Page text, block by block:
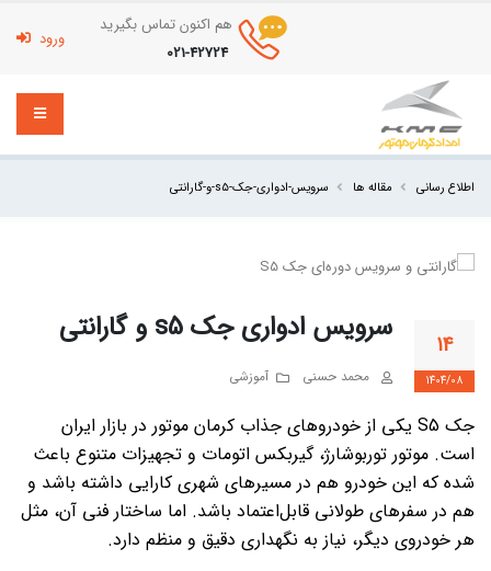
هم اکنون تماس بگیرید
021-42724
ورود
اطلاع رسانی مقاله ها سرویس-ادواری-جک-s5-و-گارانتی
14
1404/08
سرویس ادواری جک s5 و گارانتی
محمد حسنی آموزشی
جک S5 یکی از خودروهای جذاب کرمان موتور در بازار ایران
است. موتور توربوشارژ، گیربکس اتومات و تجهیزات متنوع باعث
شده که این خودرو هم در مسیرهای شهری کارایی داشته باشد و
هم در سفرهای طولانی قابل‌اعتماد باشد. اما ساختار فنی آن، مثل
هر خودروی دیگر، نیاز به نگهداری دقیق و منظم دارد.